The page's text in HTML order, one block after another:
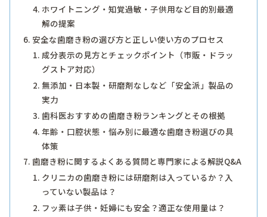
ホワイトニング・知覚過敏・子供用など目的別最適
解の提案
安全な歯磨き粉の選び方と正しい使い方のプロセス
成分表示の見方とチェックポイント（市販・ドラッ
グストア対応）
無添加・日本製・研磨剤なしなど「安全派」製品の
実力
歯科医おすすめの歯磨き粉ランキングとその根拠
年齢・口腔状態・悩み別に最適な歯磨き粉選びの具
体策
歯磨き粉に関するよくある質問と専門家による解説Q&A
クリニカの歯磨き粉には研磨剤は入っているか？入
っていない製品は？
フッ素は子供・妊婦にも安全？適正な使用量は？